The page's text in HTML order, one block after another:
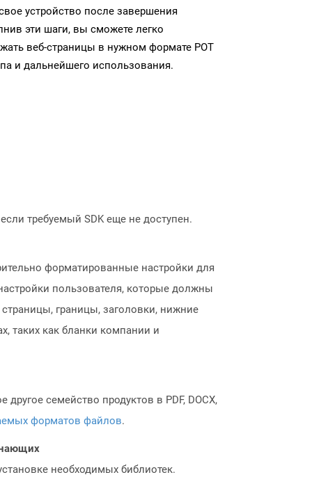
устройство после завершения
эти шаги, вы сможете легко
веб-страницы в нужном формате POT
и дальнейшего использования.
требуемый SDK еще не доступен.
форматированные настройки для
пользователя, которые должны
границы, заголовки, нижние
таких как бланки компании и
семейство продуктов в PDF, DOCX,
форматов файлов.
необходимых библиотек.